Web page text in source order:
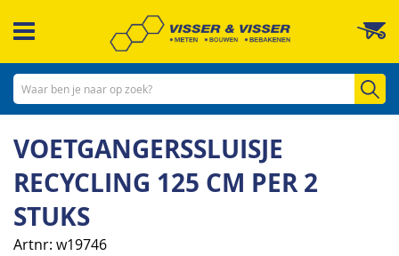
naar
inhoud
VOETGANGERSSLUISJE
RECYCLING 125 CM PER 2
STUKS
Artnr w19746